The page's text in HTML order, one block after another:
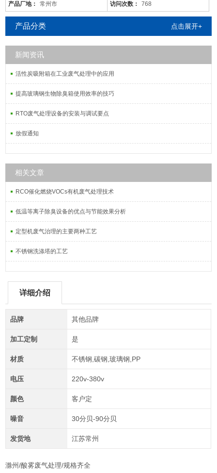
滁州/酸雾废气处理/规格齐全
是针对废气及粉尘的一款环保设备。它是利用电力将气体中的粉尘离
子分离出来的除尘设备。有性能稳定、除尘效果好等特点，需要经过
荷电、收集、清灰三个阶段，直流高压电使阴极线附近的空间气体电
离，粉尘等颗粒和点后在电场力作用下移动并沉积在集尘阳极表面，
产品厂地： 常州市 访问次数： 768
产品分类 点击展开+
新闻资讯
活性炭吸附箱在工业废气处理中的应用
提高玻璃钢生物除臭箱使用效率的技巧
RTO废气处理设备的安装与调试要点
放假通知
相关文章
RCO催化燃烧VOCs有机废气处理技术
低温等离子除臭设备的优点与节能效果分析
定型机废气治理的主要两种工艺
不锈钢洗涤塔的工艺
详细介绍
品牌 其他品牌
加工定制 是
材质 不锈钢,碳钢,玻璃钢,PP
电压 220v-380v
颜色 客户定
噪音 30分贝-90分贝
发货地 江苏常州
滁州/酸雾废气处理/规格齐全